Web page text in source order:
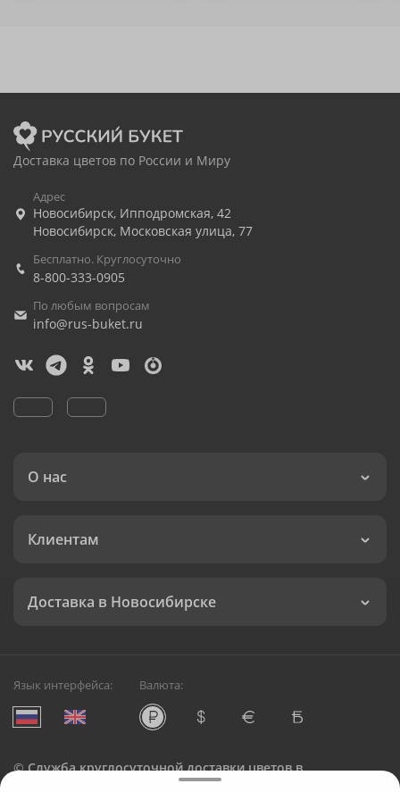
Доставка цветов по России и Миру
Адрес
Новосибирск, Ипподромская, 42
Новосибирск, Московская улица, 77
Бесплатно. Круглосуточно
8-800-333-0905
По любым вопросам
info@rus-buket.ru
О нас
Клиентам
Доставка в Новосибирске
Язык интерфейса: Валюта:
©Служба круглосуточной доставки цветов в